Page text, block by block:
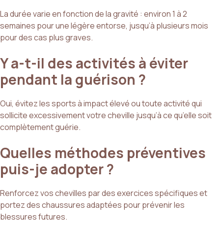
La durée varie en fonction de la gravité : environ 1 à 2
semaines pour une légère entorse, jusqu’à plusieurs mois
pour des cas plus graves.
Y a-t-il des activités à éviter
pendant la guérison ?
Oui, évitez les sports à impact élevé ou toute activité qui
sollicite excessivement votre cheville jusqu’à ce qu’elle soit
complètement guérie.
Quelles méthodes préventives
puis-je adopter ?
Renforcez vos chevilles par des exercices spécifiques et
portez des chaussures adaptées pour prévenir les
blessures futures.